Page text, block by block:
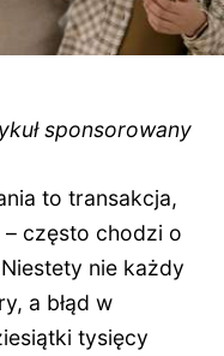
sponsorowany
to transakcja,
często chodzi o
nie każdy
a błąd w
tysięcy